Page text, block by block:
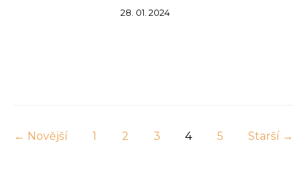
28. 01. 2024
← Novější 1 2 3 4 5 Starší →